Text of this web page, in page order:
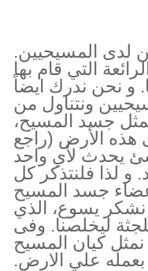
لدى المسيحيين.
التي قام بها
و نحن ندرك ايضاً
ونتناول من
جسد المسيح،
الأرض (راجع
و اي شئ يحدث لأي واحد
و لذا فلنتذكر كل
جسد المسيح
نشكر يسوع، الذي
ليخلصنا. وفى
كيان المسيح
علي الارض.